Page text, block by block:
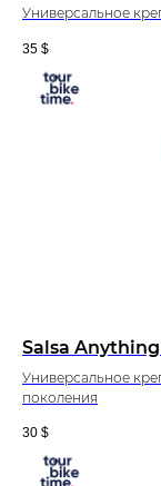
Универсальное
35 $
Salsa Anything
Универсальное
поколения
30 $